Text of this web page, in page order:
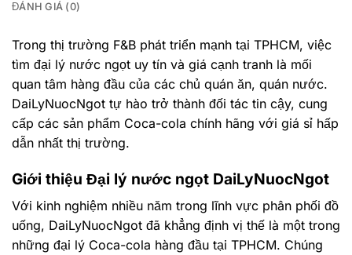
ĐÁNH GIÁ (0)
Trong thị trường F&B phát triển mạnh tại TPHCM, việc
tìm đại lý nước ngọt uy tín và giá cạnh tranh là mối
quan tâm hàng đầu của các chủ quán ăn, quán nước.
DaiLyNuocNgot tự hào trở thành đối tác tin cậy, cung
cấp các sản phẩm Coca-cola chính hãng với giá sỉ hấp
dẫn nhất thị trường.
Giới thiệu Đại lý nước ngọt DaiLyNuocNgot
Với kinh nghiệm nhiều năm trong lĩnh vực phân phối đồ
uống, DaiLyNuocNgot đã khẳng định vị thế là một trong
những đại lý Coca-cola hàng đầu tại TPHCM. Chúng